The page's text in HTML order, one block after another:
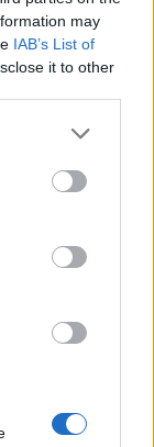
may
IAB’s List of
it to other
Následující článek
psí útulek v Lazci
je jen na
automaty.
Hory
soutěže.